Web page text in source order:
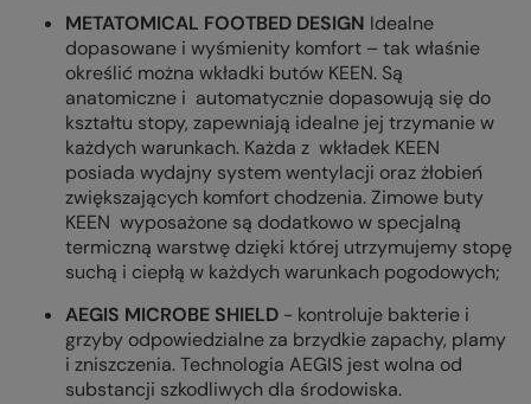
METATOMICAL FOOTBED DESIGN Idealne
dopasowane i wyśmienity komfort – tak właśnie
określić można wkładki butów KEEN. Są
anatomiczne i automatycznie dopasowują się do
kształtu stopy, zapewniają idealne jej trzymanie w
każdych warunkach. Każda z wkładek KEEN
posiada wydajny system wentylacji oraz żłobień
zwiększających komfort chodzenia. Zimowe buty
KEEN wyposażone są dodatkowo w specjalną
termiczną warstwę dzięki której utrzymujemy stopę
suchą i ciepłą w każdych warunkach pogodowych;
AEGIS MICROBE SHIELD - kontroluje bakterie i
grzyby odpowiedzialne za brzydkie zapachy, plamy
i zniszczenia. Technologia AEGIS jest wolna od
substancji szkodliwych dla środowiska.